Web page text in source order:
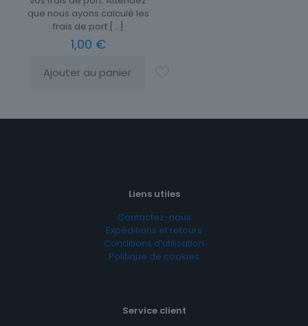
que nous ayons calculé les
frais de port[…]
1,00 €
Ajouter au panier
Liens utiles
Contactez-nous
Expéditions et retours
Conditions d’utilisation
Politique de cookies
Service client